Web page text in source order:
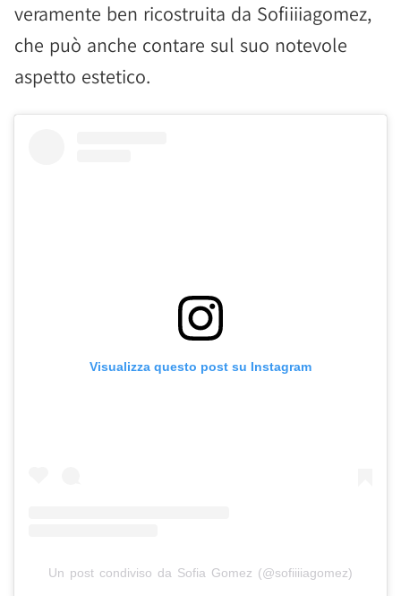
veramente ben ricostruita da Sofiiiiagomez,
che può anche contare sul suo notevole
aspetto estetico.
Visualizza questo post su Instagram
Un post condiviso da Sofia Gomez (@sofiiiiagomez)